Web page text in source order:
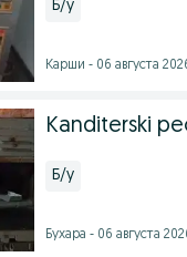
Б/у
Карши - 06 августа
Kanditerski
Б/у
Бухара - 06 августа